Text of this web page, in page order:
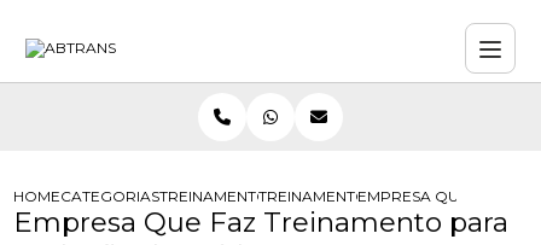
HOMECATEGORIASTREINAMENTOS PARA MOTOCICLISTAS
TREINAMENTO DE DIRECAO
EMPRESA QUE FAZ
Empresa Que Faz Treinamento para